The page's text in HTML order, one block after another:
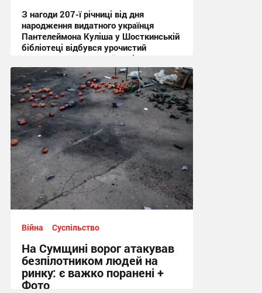
З нагоди 207-ї річниці від дня
народження видатного українця
Пантелеймона Куліша у Шосткинській
бібліотеці відбувся урочистий
культурно-мистецький захід + Фото
12:44 вчора
Війна Суспільство
На Сумщині ворог атакував
безпілотником людей на
ринку: є важко поранені +
Фото